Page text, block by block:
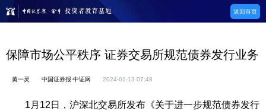
返回首页
保障市场公平秩序 证券交易所规范债券发行业务
黄一灵 中国证券报·中证网 2024-01-13 07:48
1月12日，沪深北交易所发布《关于进一步规范债券发行